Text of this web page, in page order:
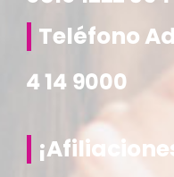
Teléfono